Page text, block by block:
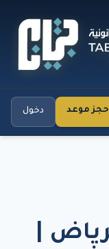
حجز موعد دخول
|